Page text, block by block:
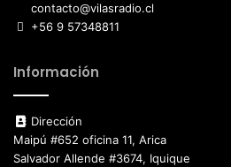
contacto@vilasradio.cl
+56 9 57348811
Información
Dirección
Maipú #652 oficina 11, Arica
Salvador Allende #3674, Iquique